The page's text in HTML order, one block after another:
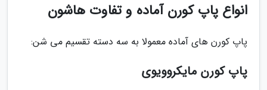
انواع پاپ کورن آماده و تفاوت هاشون
پاپ کورن های آماده معمولا به سه دسته تقسیم می شن:
پاپ کورن مایکروویوی